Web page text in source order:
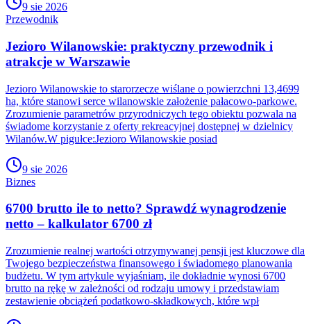
9 sie 2026
Przewodnik
Jezioro Wilanowskie: praktyczny przewodnik i
atrakcje w Warszawie
Jezioro Wilanowskie to starorzecze wiślane o powierzchni 13,4699
ha, które stanowi serce wilanowskie założenie pałacowo-parkowe.
Zrozumienie parametrów przyrodniczych tego obiektu pozwala na
świadome korzystanie z oferty rekreacyjnej dostępnej w dzielnicy
Wilanów.W pigułce:Jezioro Wilanowskie posiad
9 sie 2026
Biznes
6700 brutto ile to netto? Sprawdź wynagrodzenie
netto – kalkulator 6700 zł
Zrozumienie realnej wartości otrzymywanej pensji jest kluczowe dla
Twojego bezpieczeństwa finansowego i świadomego planowania
budżetu. W tym artykule wyjaśniam, ile dokładnie wynosi 6700
brutto na rękę w zależności od rodzaju umowy i przedstawiam
zestawienie obciążeń podatkowo-składkowych, które wpł